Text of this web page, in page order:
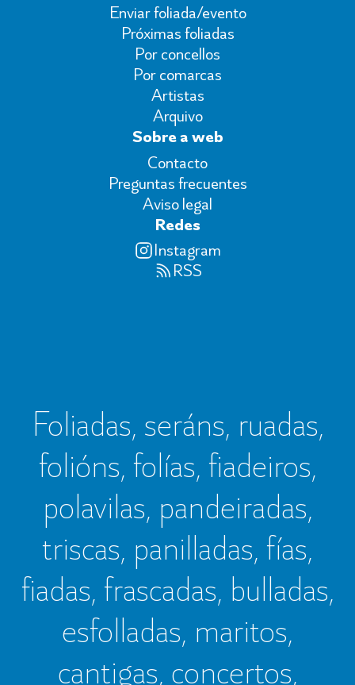
Enviar foliada/evento
Próximas foliadas
Por concellos
Por comarcas
Artistas
Arquivo
Sobre a web
Contacto
Preguntas frecuentes
Aviso legal
Redes
Instagram
RSS
Foliadas, seráns, ruadas,
folións, folías, fiadeiros,
polavilas, pandeiradas,
triscas, panilladas, fías,
fiadas, frascadas, bulladas,
esfolladas, maritos,
cantigas, concertos,